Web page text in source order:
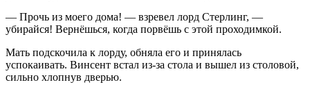
— Прочь из моего дома! — взревел лорд Стерлинг, —
убирайся! Вернёшься, когда порвёшь с этой проходимкой.
Мать подскочила к лорду, обняла его и принялась
успокаивать. Винсент встал из-за стола и вышел из столовой,
сильно хлопнув дверью.